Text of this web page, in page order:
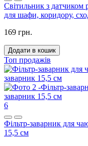
Світильник з датчиком
для шафи, коридору,
169 грн.
Додати в кошик
Топ продажів
6
Фільтр-заварник для
15,5 см